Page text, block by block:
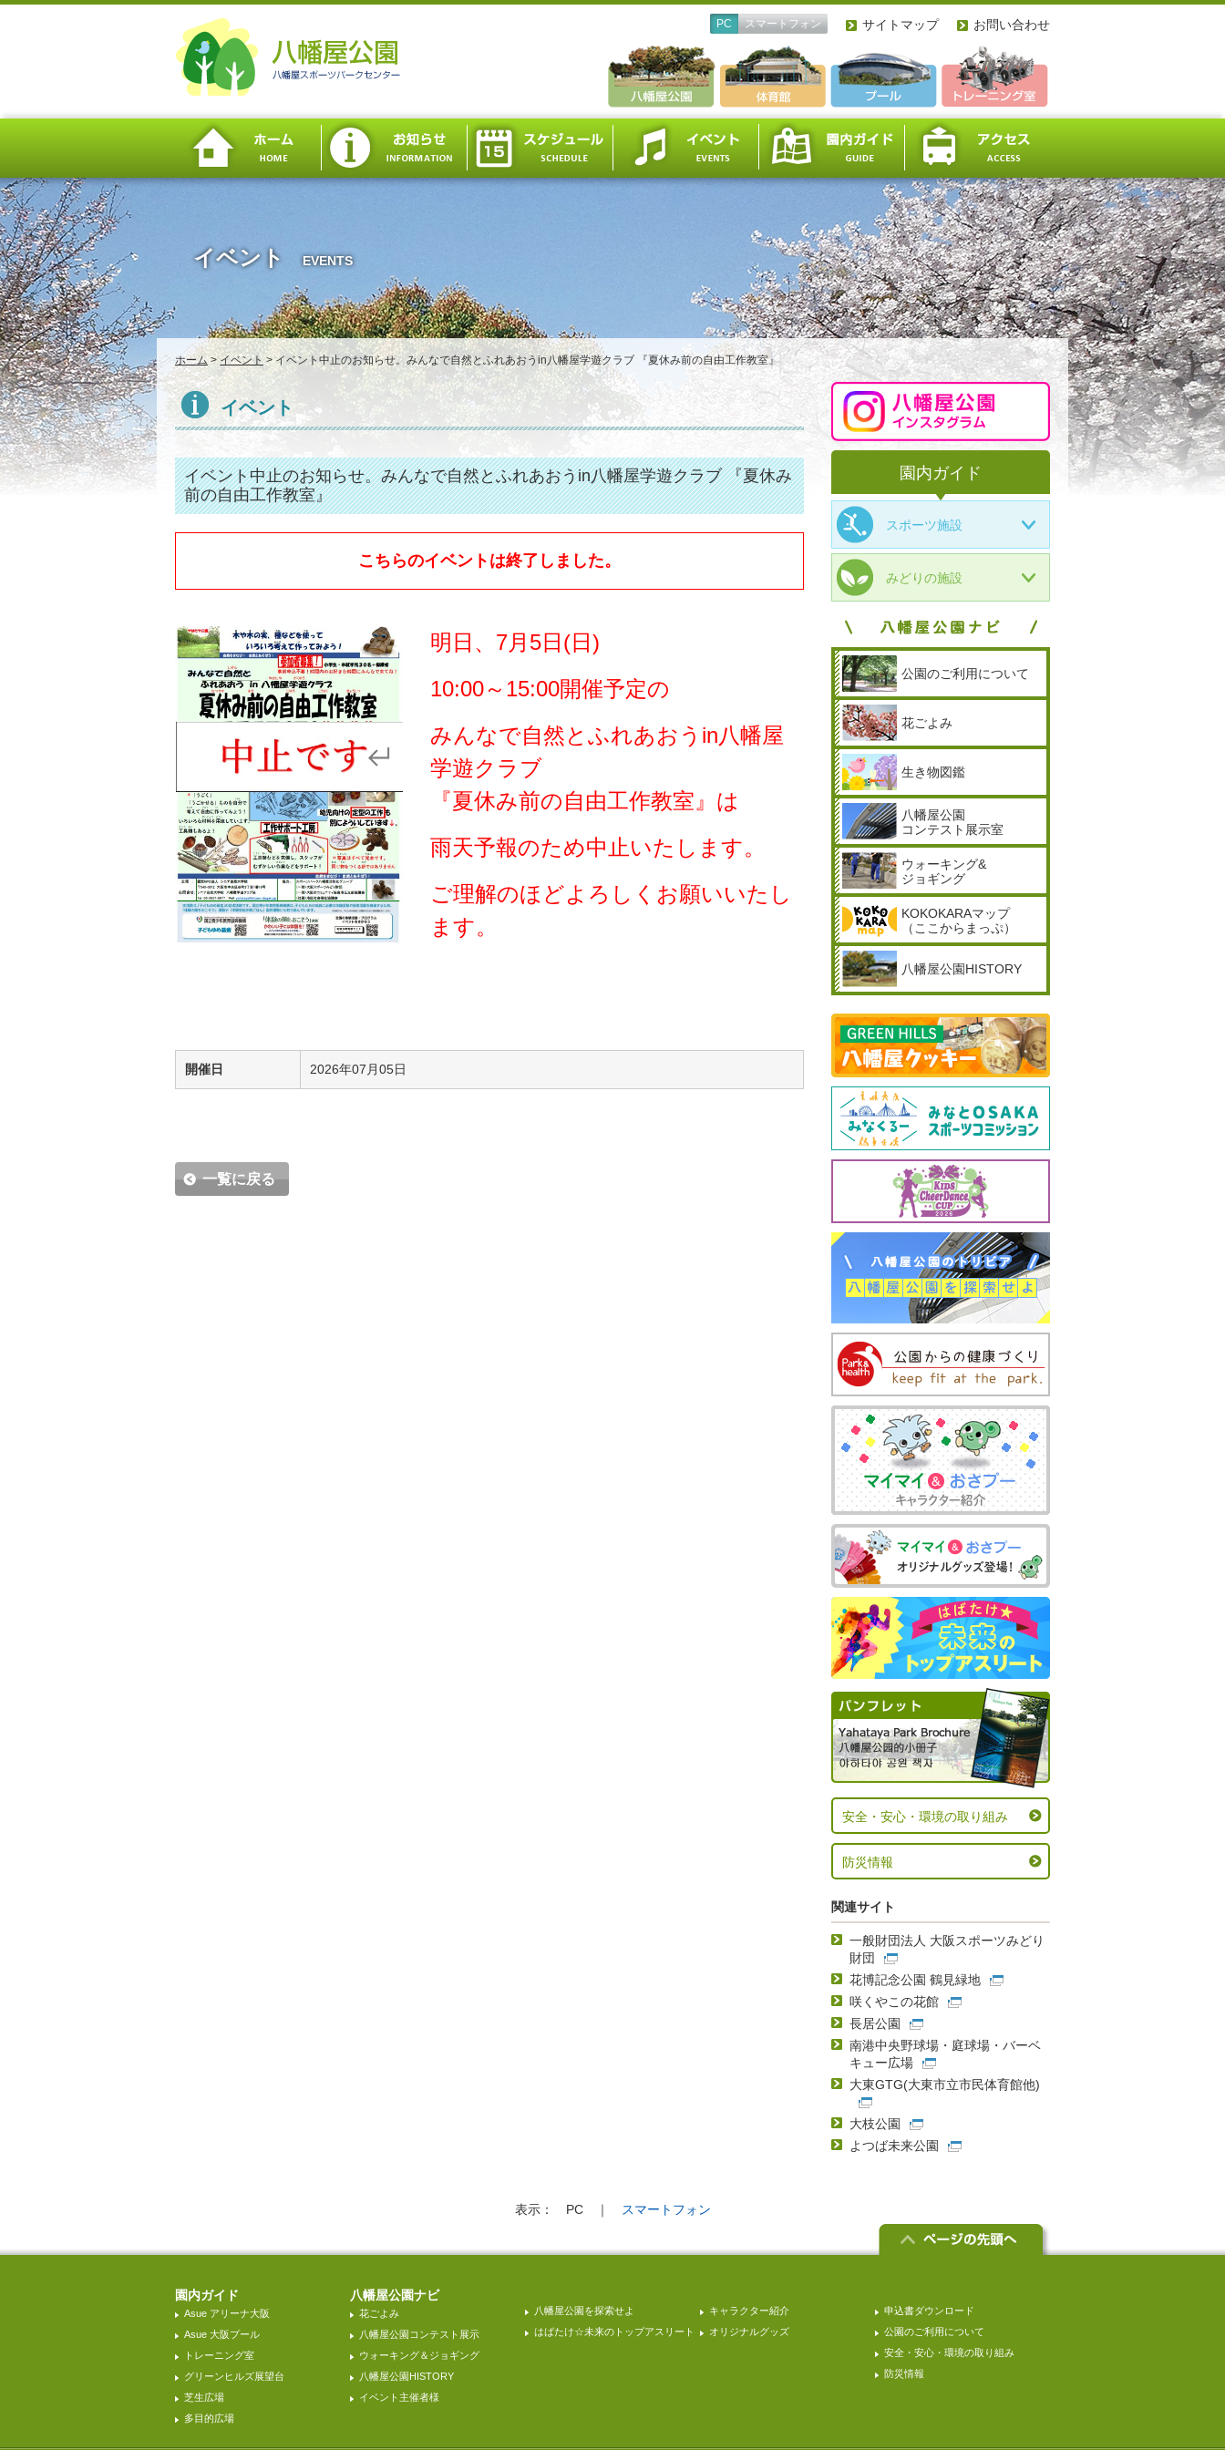
サイトマップ お問い合わせ
PC スマートフォン
イベント EVENTS
ホーム> イベント>イベント中止のお知らせ。みんなで自然とふれあおうin八幡屋学遊クラブ 『夏休み前の自由工作教室』
イベント
イベント中止のお知らせ。みんなで自然とふれあおうin八幡屋学遊クラブ 『夏休み
前の自由工作教室』
こちらのイベントは終了しました。
明日、7月5日(日)
10:00～15:00開催予定の
みんなで自然とふれあおうin八幡屋
学遊クラブ
『夏休み前の自由工作教室』は
雨天予報のため中止いたします。
ご理解のほどよろしくお願いいたし
ます。
開催日 2026年07月05日
一覧に戻る
園内ガイド
スポーツ施設
みどりの施設
公園のご利用について
花ごよみ
生き物図鑑
八幡屋公園
コンテスト展示室
ウォーキング&
ジョギング
KOKOKARAマップ
（ここからまっぷ）
八幡屋公園HISTORY
安全・安心・環境の取り組み
防災情報
関連サイト
一般財団法人 大阪スポーツみどり
財団
花博記念公園 鶴見緑地
咲くやこの花館
長居公園
南港中央野球場・庭球場・バーベ
キュー広場
大東GTG(大東市立市民体育館他)
大枝公園
よつば未来公園
表示： PC｜ スマートフォン
園内ガイド
Asue アリーナ大阪
Asue 大阪プール
トレーニング室
グリーンヒルズ展望台
芝生広場
多目的広場
八幡屋公園ナビ
花ごよみ
八幡屋公園コンテスト展示
ウォーキング＆ジョギング
八幡屋公園HISTORY
イベント主催者様
八幡屋公園を探索せよ
はばたけ☆未来のトップアスリート
キャラクター紹介
オリジナルグッズ
申込書ダウンロード
公園のご利用について
安全・安心・環境の取り組み
防災情報